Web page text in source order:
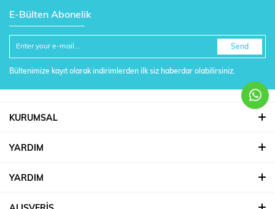
E-Bülten Abonelik
Send
Bültenimize kayıt olarak indirimlerden ilk siz haberdar olabilirsiniz.
KURUMSAL
YARDIM
YARDIM